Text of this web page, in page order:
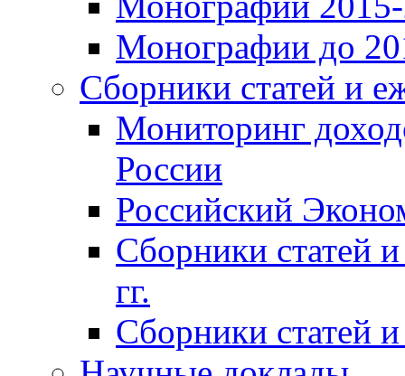
Монографии до
Сборники статей и
Мониторинг
России
Российский
Сборники статей
гг.
Сборники статей